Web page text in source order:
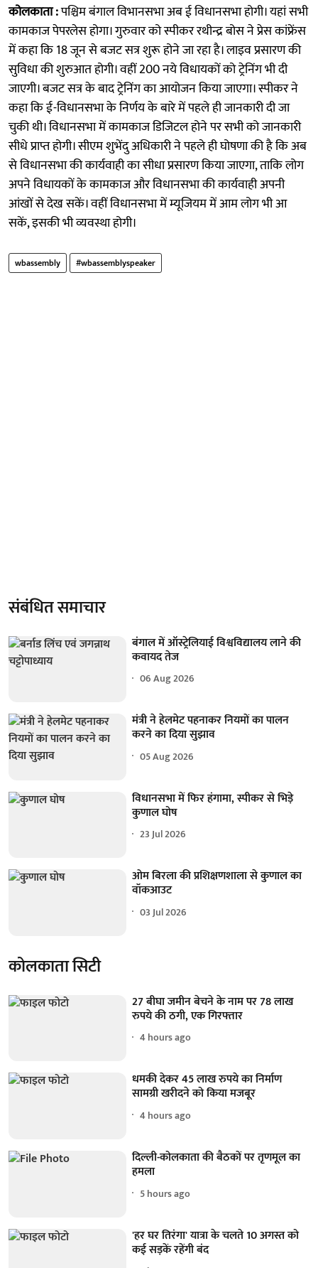
कोलकाता :पश्चिम बंगाल विभानसभा अब ई विधानसभा होगी। यहां सभी
कामकाज पेपरलेस होगा। गुरुवार को स्पीकर रथीन्द्र बोस ने प्रेस कांफ्रेंस
में कहा कि 18 जून से बजट सत्र शुरू होने जा रहा है। लाइव प्रसारण की
सुविधा की शुरुआत होगी। वहीं 200 नये विधायकों को ट्रेनिंग भी दी
जाएगी। बजट सत्र के बाद ट्रेनिंग का आयोजन किया जाएगा। स्पीकर ने
कहा कि ई-विधानसभा के निर्णय के बारे में पहले ही जानकारी दी जा
चुकी थी। विधानसभा में कामकाज डिजिटल होने पर सभी को जानकारी
सीधे प्राप्त होगी। सीएम शुभेंदु अधिकारी ने पहले ही घोषणा की है कि अब
से विधानसभा की कार्यवाही का सीधा प्रसारण किया जाएगा, ताकि लोग
अपने विधायकों के कामकाज और विधानसभा की कार्यवाही अपनी
आंखों से देख सकें। वहीं विधानसभा में म्यूजियम में आम लोग भी आ
सकें, इसकी भी व्यवस्था होगी।
wbassembly #wbassemblyspeaker
संबंधित समाचार
बंगाल में ऑस्ट्रेलियाई विश्वविद्यालय लाने की
कवायद तेज
06 Aug 2026
मंत्री ने हेलमेट पहनाकर नियमों का पालन
करने का दिया सुझाव
05 Aug 2026
विधानसभा में फिर हंगामा, स्पीकर से भिड़े
कुणाल घोष
23 Jul 2026
ओम बिरला की प्रशिक्षणशाला से कुणाल का
वॉकआउट
03 Jul 2026
कोलकाता सिटी
27 बीघा जमीन बेचने के नाम पर 78 लाख
रुपये की ठगी, एक गिरफ्तार
4 hours ago
धमकी देकर 45 लाख रुपये का निर्माण
सामग्री खरीदने को किया मजबूर
4 hours ago
दिल्ली-कोलकाता की बैठकों पर तृणमूल का
हमला
5 hours ago
'हर घर तिरंगा' यात्रा के चलते 10 अगस्त को
कई सड़कें रहेंगी बंद